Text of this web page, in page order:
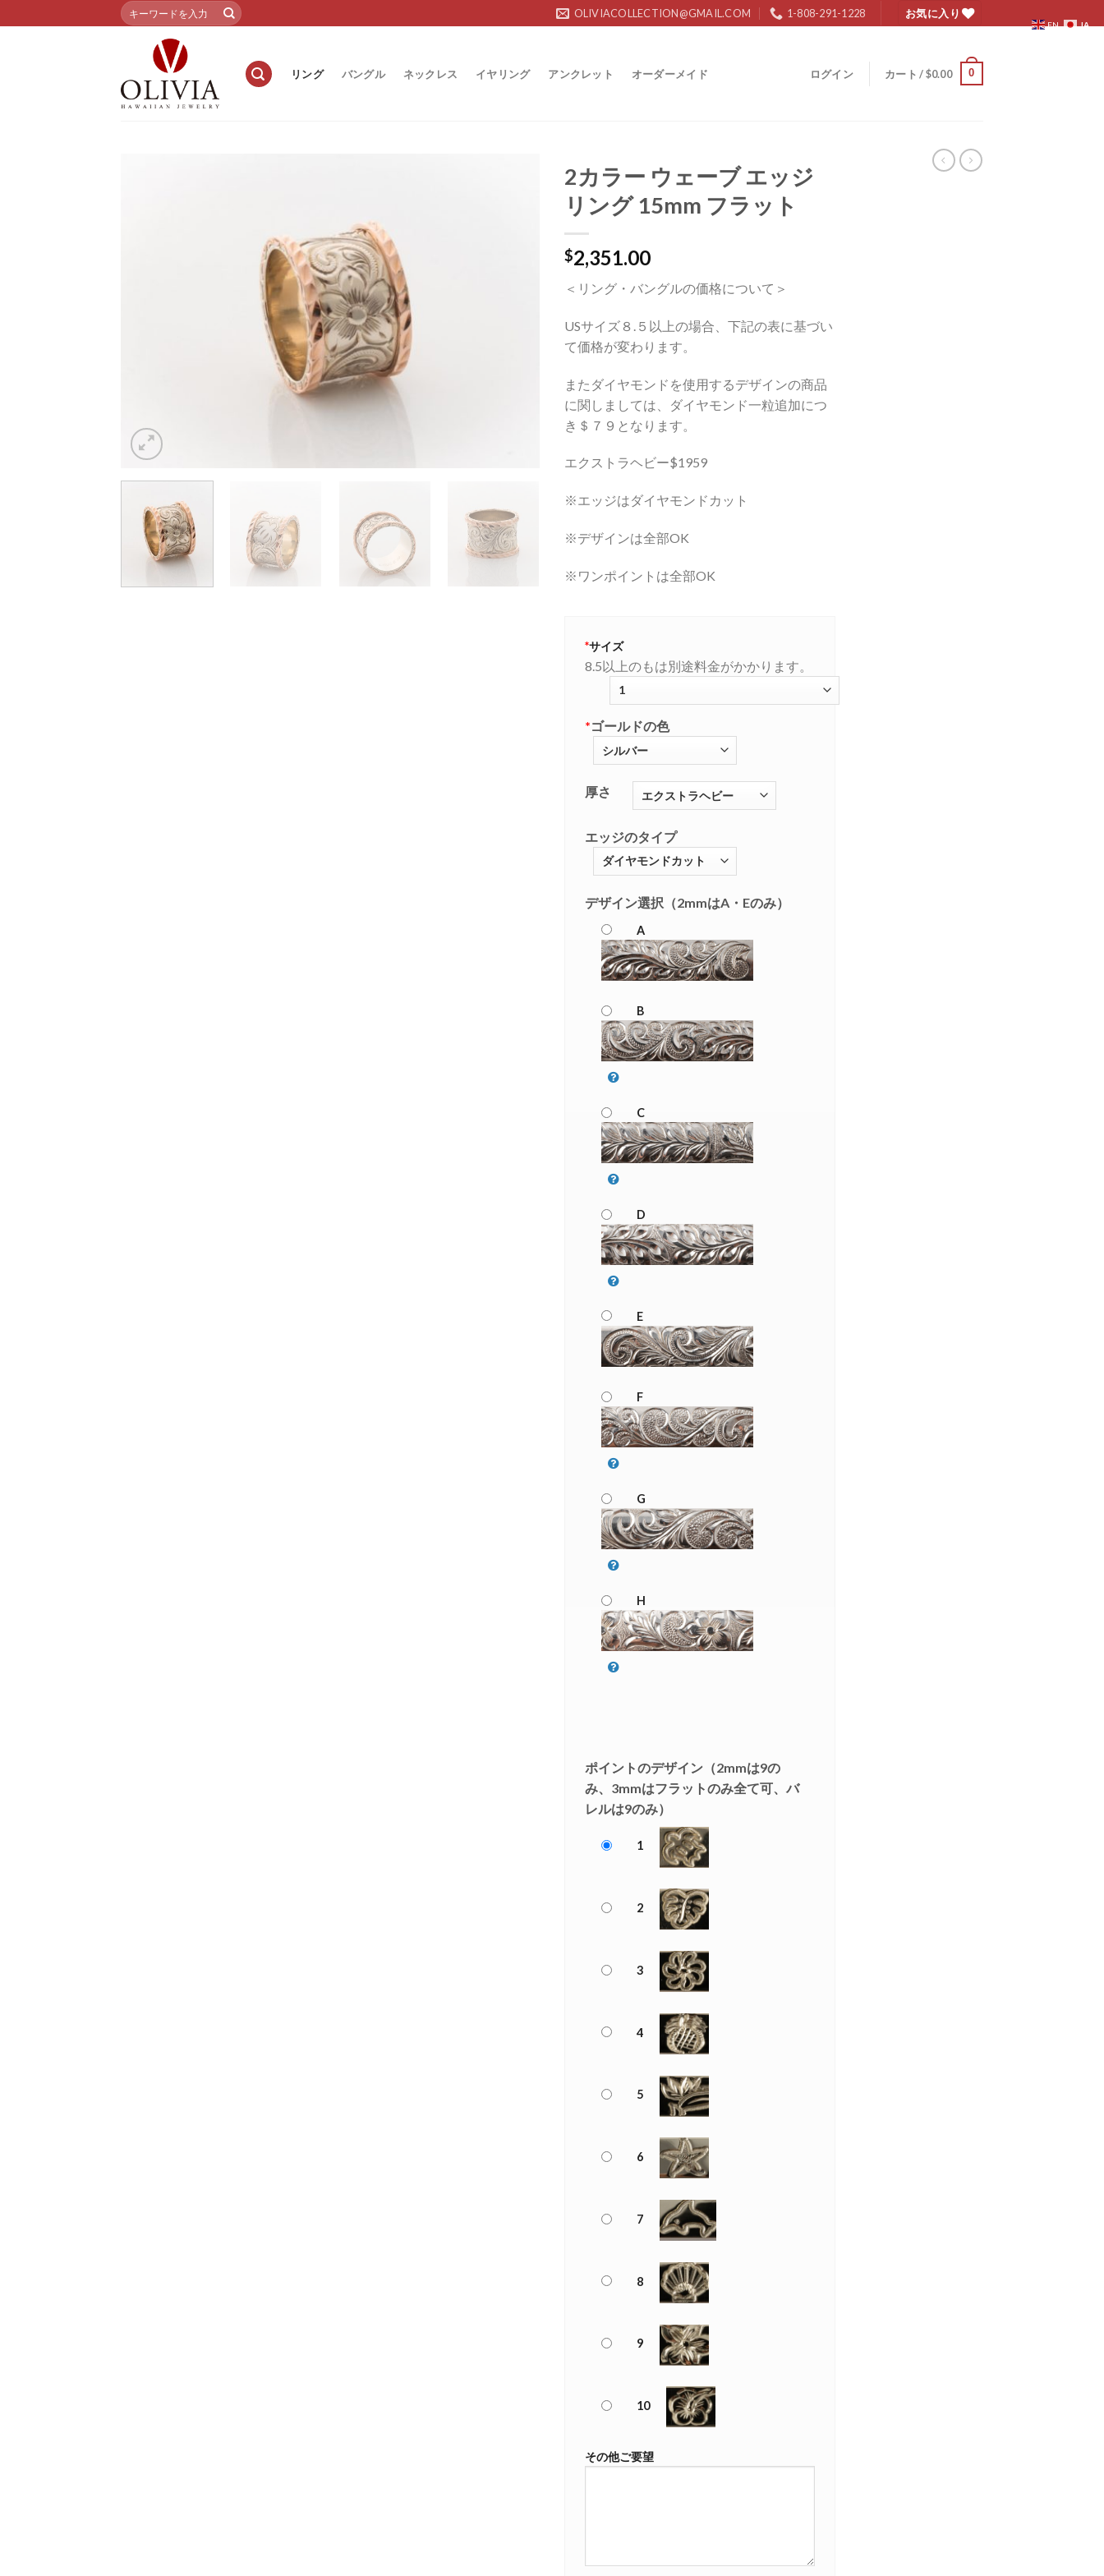
to
検
索
OLIVIACOLLECTION@GMAIL.COM 1-808-291-1228 お気に入り
リング バングル ネックレス イヤリング アンクレット オーダーメイド ログイン カート /$0.00 0
2カラー ウェーブ エッジ
リング 15mm フラット
$2,351.00
＜リング・バングルの価格について＞
USサイズ８.５以上の場合、下記の表に基づい
て価格が変わります。
またダイヤモンドを使用するデザインの商品
に関しましては、ダイヤモンド一粒追加につ
き＄７９となります。
エクストラヘビー$1959
※エッジはダイヤモンドカット
※デザインは全部OK
※ワンポイントは全部OK
*サイズ
8.5以上のもは別途料金がかかります。
*ゴールドの色
厚さ
エッジのタイプ
デザイン選択（2mmはA・Eのみ）
A
B
C
D
E
F
G
H
ポイントのデザイン（2mmは9の
み、3mmはフラットのみ全て可、バ
レルは9のみ）
1
2
3
4
5
6
7
8
9
10
その他ご要望
EN JA